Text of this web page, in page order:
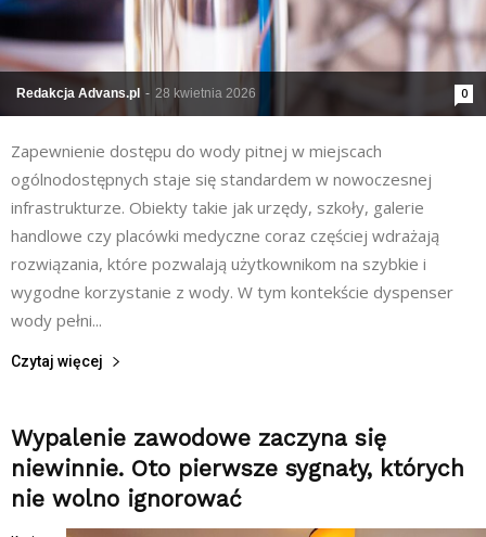
Redakcja Advans.pl - 28 kwietnia 2026 0
Zapewnienie dostępu do wody pitnej w miejscach
ogólnodostępnych staje się standardem w nowoczesnej
infrastrukturze. Obiekty takie jak urzędy, szkoły, galerie
handlowe czy placówki medyczne coraz częściej wdrażają
rozwiązania, które pozwalają użytkownikom na szybkie i
wygodne korzystanie z wody. W tym kontekście dyspenser
wody pełni...
Czytaj więcej
Wypalenie zawodowe zaczyna się
niewinnie. Oto pierwsze sygnały, których
nie wolno ignorować